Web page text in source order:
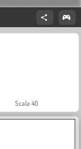
Scala 40